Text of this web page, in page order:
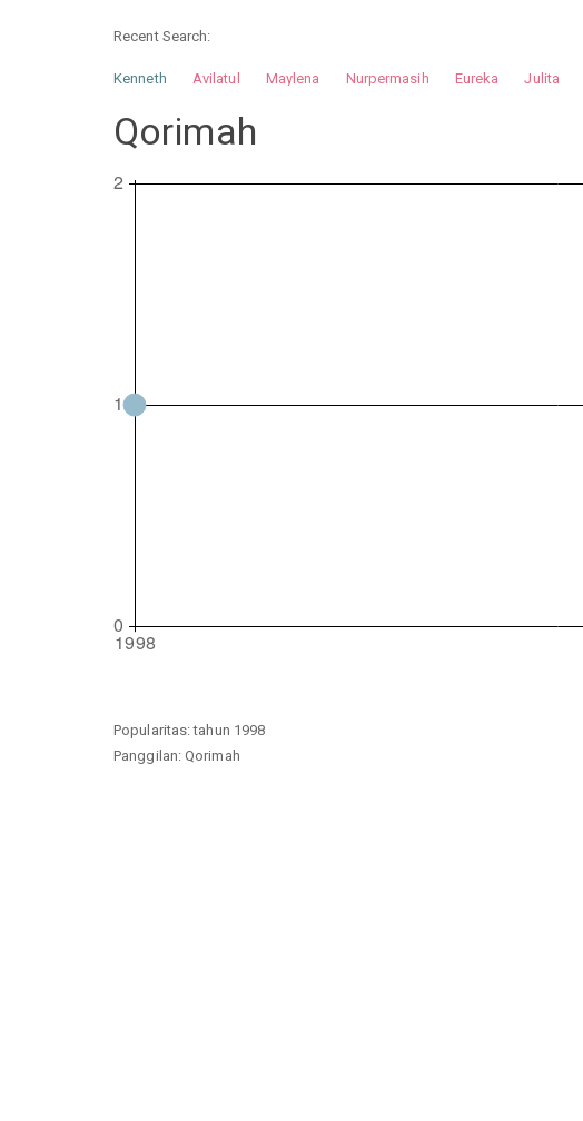
Recent Search:
Kenneth Avilatul Maylena Nurpermasih Eureka Julita
Qorimah
Popularitas: tahun 1998
Panggilan: Qorimah